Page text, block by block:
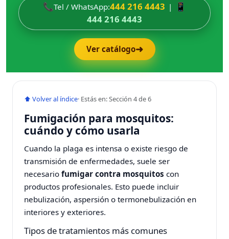
📞Tel / WhatsApp:444 216 4443 |
📱
444 216 4443
Ver catálogo➜
⬆ Volver al índice· Estás en: Sección 4 de 6
Fumigación para mosquitos:
cuándo y cómo usarla
Cuando la plaga es intensa o existe riesgo de
transmisión de enfermedades, suele ser
necesariofumigar contra mosquitos con
productos profesionales. Esto puede incluir
nebulización, aspersión o termonebulización en
interiores y exteriores.
Tipos de tratamientos más comunes